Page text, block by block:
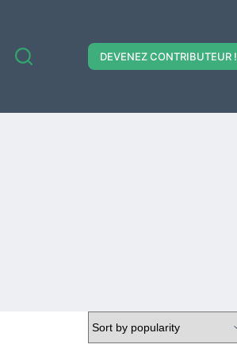
DEVENEZ CONTRIBUTEUR !